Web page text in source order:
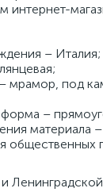
интернет-
– Италия;
мрамор, под
–
материала